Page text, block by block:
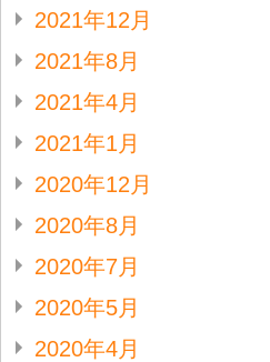
2021年12月
2021年8月
2021年4月
2021年1月
2020年12月
2020年8月
2020年7月
2020年5月
2020年4月